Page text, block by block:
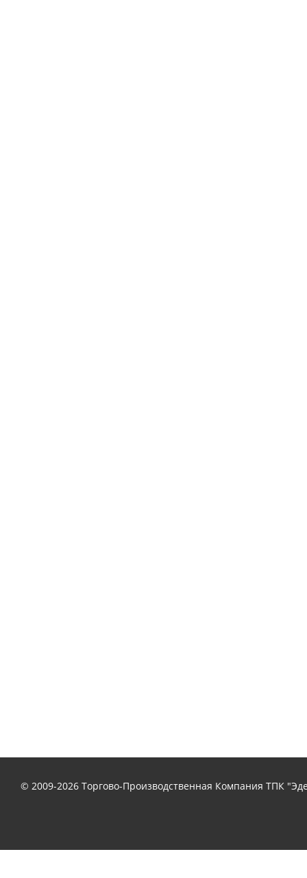
© 2009-2026 Торгово-Производственная Компания ТПК